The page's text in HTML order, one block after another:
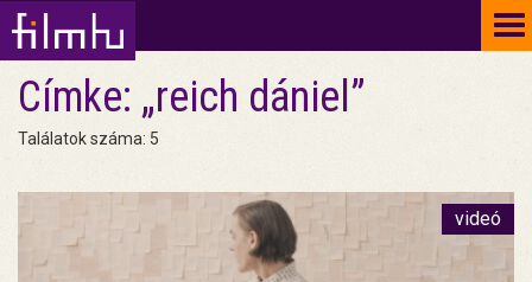
Címke: „reich dániel”
Találatok száma: 5
videó